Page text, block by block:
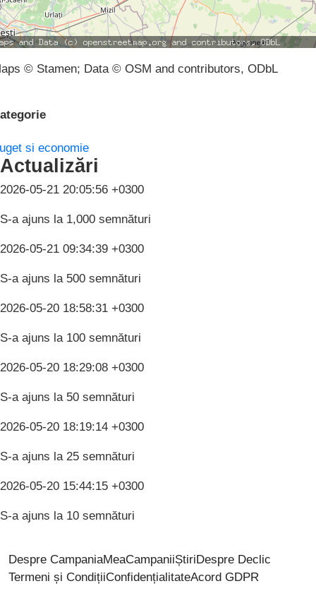
© Stamen; Data © OSM and contributors, ODbL
si economie
Actualizări
2026-05-21 20:05:56 +0300
S-a ajuns la 1,000 semnături
2026-05-21 09:34:39 +0300
S-a ajuns la 500 semnături
2026-05-20 18:58:31 +0300
S-a ajuns la 100 semnături
2026-05-20 18:29:08 +0300
S-a ajuns la 50 semnături
2026-05-20 18:19:14 +0300
S-a ajuns la 25 semnături
2026-05-20 15:44:15 +0300
S-a ajuns la 10 semnături
Despre CampaniaMeaCampaniiȘtiriDespre Declic
Termeni și CondițiiConfidențialitateAcord GDPR